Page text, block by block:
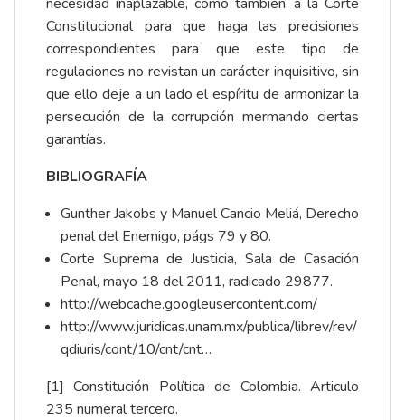
Constitucional para que haga las precisiones
correspondientes para que este tipo de
regulaciones no revistan un carácter inquisitivo, sin
que ello deje a un lado el espíritu de armonizar la
persecución de la corrupción mermando ciertas
garantías.
BIBLIOGRAFÍA
Gunther Jakobs y Manuel Cancio Meliá, Derecho
penal del Enemigo, págs 79 y 80.
Corte Suprema de Justicia, Sala de Casación
Penal, mayo 18 del 2011, radicado 29877.
http://webcache.googleusercontent.com/
http://www.juridicas.unam.mx/publica/librev/rev/
qdiuris/cont/10/cnt/cnt…
[1] Constitución Política de Colombia. Articulo
235 numeral tercero.